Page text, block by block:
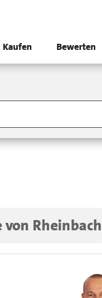
Kaufen Bewerten
von Rheinbach